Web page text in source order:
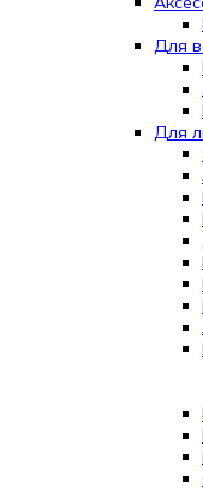
Для
Для